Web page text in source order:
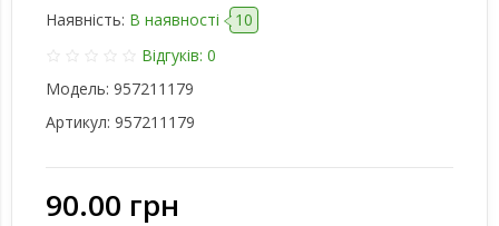
Наявність: В наявності
10
Відгуків: 0
Модель: 957211179
Артикул: 957211179
90.00 грн